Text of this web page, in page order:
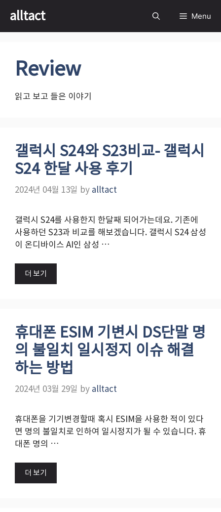
content
alltact Menu
Review
읽고 보고 들은 이야기
갤럭시 S24와 S23비교- 갤럭시
S24 한달 사용 후기
2024년 04월 13일 by alltact
갤럭시 S24를 사용한지 한달째 되어가는데요. 기존에
사용하던 S23과 비교를 해보겠습니다. 갤럭시 S24 삼성
이 온디바이스 AI인 삼성 …
더 보기
휴대폰 ESIM 기변시 DS단말 명
의 불일치 일시정지 이슈 해결
하는 방법
2024년 03월 29일 by alltact
휴대폰을 기기변경할때 혹시 ESIM을 사용한 적이 있다
면 명의 불일치로 인하여 일시정지가 될 수 있습니다. 휴
대폰 명의 …
더 보기